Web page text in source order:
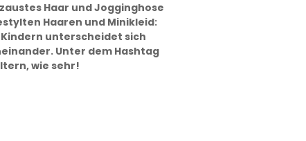
Haar und Jogginghose
Haaren und Minikleid:
unterscheidet sich
Unter dem Hashtag
wie sehr!